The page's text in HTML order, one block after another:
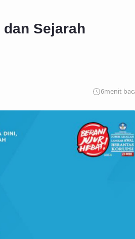
Sejarah
6menit